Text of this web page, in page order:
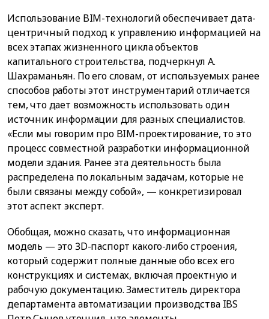
Использование BIM-технологий обеспечивает дата-
центричный подход к управлению информацией на
всех этапах жизненного цикла объектов
капитального строительства, подчеркнул А.
Шахраманьян. По его словам, от используемых ранее
способов работы этот инструментарий отличается
тем, что дает возможность использовать один
источник информации для разных специалистов.
«Если мы говорим про BIM-проектирование, то это
процесс совместной разработки информационной
модели здания. Ранее эта деятельность была
распределена по локальным задачам, которые не
были связаны между собой», — конкретизировал
этот аспект эксперт.
Обобщая, можно сказать, что информационная
модель — это 3D-паспорт какого-либо строения,
который содержит полные данные обо всех его
конструкциях и системах, включая проектную и
рабочую документацию. Заместитель директора
департамента автоматизации производства IBS